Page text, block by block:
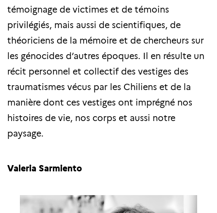
témoignage de victimes et de témoins
privilégiés, mais aussi de scientifiques, de
théoriciens de la mémoire et de chercheurs sur
les génocides d’autres époques. Il en résulte un
récit personnel et collectif des vestiges des
traumatismes vécus par les Chiliens et de la
manière dont ces vestiges ont imprégné nos
histoires de vie, nos corps et aussi notre
paysage.
Valeria Sarmiento